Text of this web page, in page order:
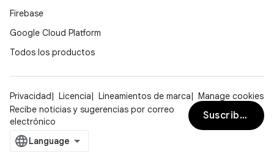
Firebase
Google Cloud Platform
Todos los productos
Privacidad Licencia Lineamientos de marca
Manage cookies
Recibe noticias y sugerencias por correo
electrónico
Suscribirse